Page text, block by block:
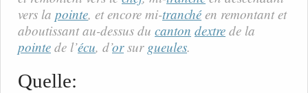
vers la pointe, et encore mi-tranché en remontant et
aboutissant au-dessus du canton dextre de la
pointe de l’écu, d’orsur gueules.
Quelle: